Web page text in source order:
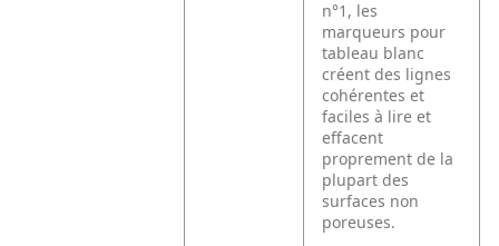
n°1, les
marqueurs pour
tableau blanc
créent des lignes
cohérentes et
faciles à lire et
effacent
proprement de la
plupart des
surfaces non
poreuses.